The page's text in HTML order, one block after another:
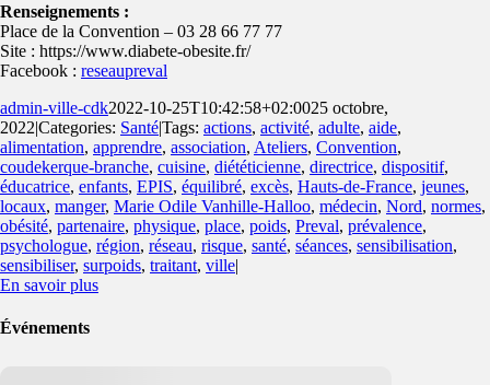
Renseignements :
Place de la Convention – 03 28 66 77 77
Site : https://www.diabete-obesite.fr/
Facebook : reseaupreval
admin-ville-cdk2022-10-25T10:42:58+02:0025 octobre,
2022|Categories: Santé|Tags: actions, activité, adulte, aide,
alimentation, apprendre, association, Ateliers, Convention,
coudekerque-branche, cuisine, diététicienne, directrice, dispositif,
éducatrice, enfants, EPIS, équilibré, excès, Hauts-de-France, jeunes,
locaux, manger, Marie Odile Vanhille-Halloo, médecin, Nord, normes,
obésité, partenaire, physique, place, poids, Preval, prévalence,
psychologue, région, réseau, risque, santé, séances, sensibilisation,
sensibiliser, surpoids, traitant, ville|
En savoir plus
Événements